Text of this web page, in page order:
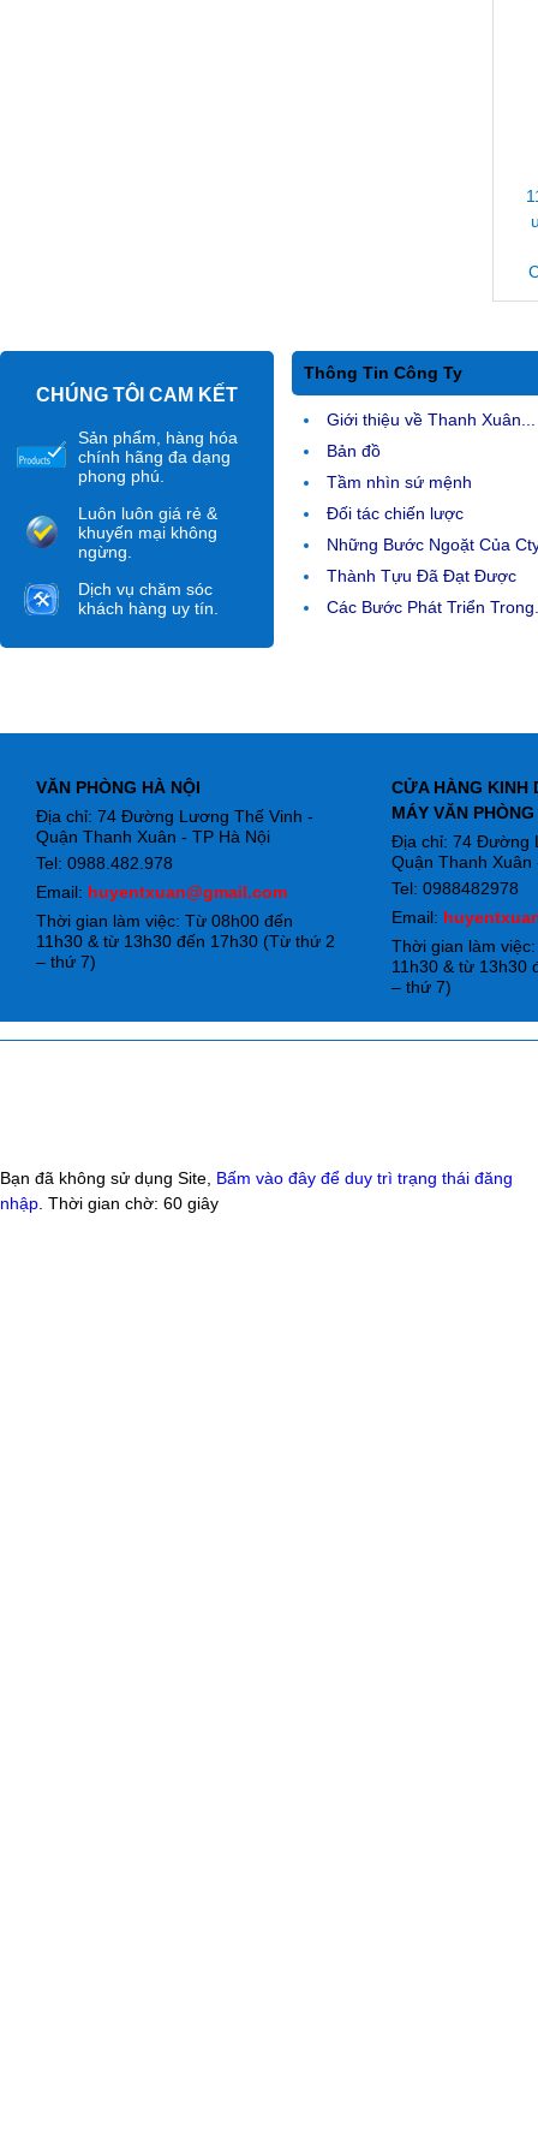
CHÚNG TÔI CAM KẾT
Sản phẩm, hàng hóa
chính hãng đa dạng
phong phú.
Luôn luôn giá rẻ &
khuyến mại không
ngừng.
Dịch vụ chăm sóc
khách hàng uy tín.
Thông Tin Công Ty
Giới thiệu về Thanh Xuân...
Bản đồ
Tầm nhìn sứ mệnh
Đối tác chiến lược
Những Bước Ngoặt Của
Thành Tựu Đã Đạt Được
Các Bước Phát Triển
VĂN PHÒNG HÀ NỘI
Địa chỉ: 74 Đường Lương Thế Vinh -
Quận Thanh Xuân - TP Hà Nội
Tel: 0988.482.978
Email: huyentxuan@gmail.com
Thời gian làm việc: Từ 08h00 đến
11h30 & từ 13h30 đến 17h30 (Từ thứ 2
– thứ 7)
CỬA HÀNG KINH
MÁY VĂN PHÒNG
Địa chỉ: 74 Đường
Quận Thanh Xuân
Tel: 0988482978
Email:
Thời gian làm
11h30 & từ 13h30
– thứ 7)
Bạn đã không sử dụng Site, Bấm vào đây để duy trì trạng thái đăng
nhập . Thời gian chờ: 60 giây